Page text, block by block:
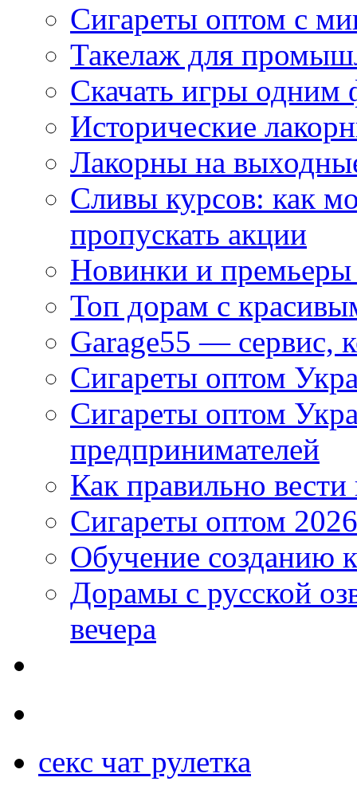
Сигареты оптом с
Такелаж для
Скачать игры одним
Исторические
Лакорны на
Сливы курсов: как
пропускать акции
Новинки и
Топ дорам с
Garage55 — сервис,
Сигареты оптом
Сигареты оптом
предпринимателей
Как правильно
Сигареты оптом
Обучение созданию
Дорамы с русской
вечера
секс чат рулетка